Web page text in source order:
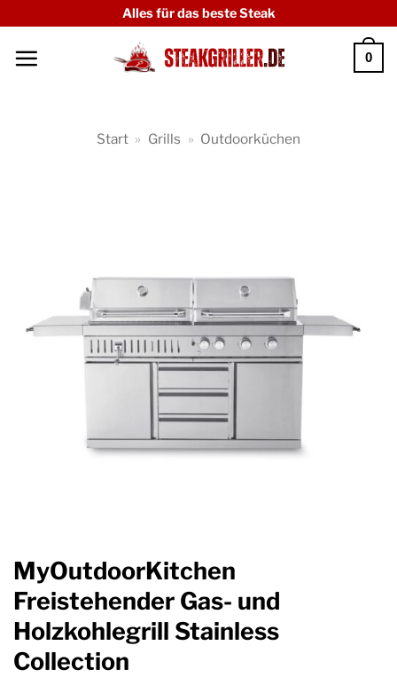
springen
Alles für das beste Steak
0
Start » Grills » Outdoorküchen
MyOutdoorKitchen
Freistehender Gas- und
Holzkohlegrill Stainless
Collection